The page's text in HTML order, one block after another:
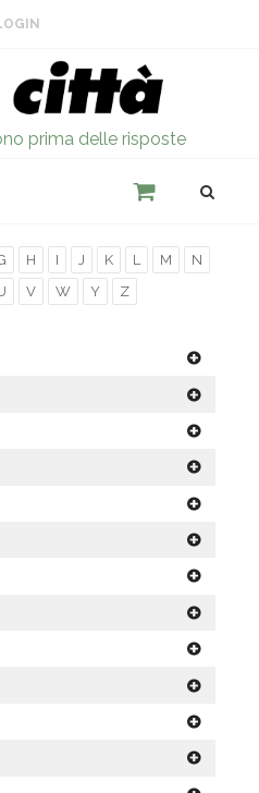
prima delle risposte
H I J K L M
N
V W Y Z